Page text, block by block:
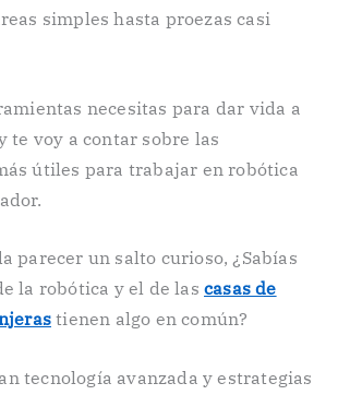
simples hasta proezas casi
necesitas para dar vida a
te voy a contar sobre las
útiles para trabajar en robótica
parecer un salto curioso, ¿Sabías
la robótica y el de las casas de
tienen algo en común?
tecnología avanzada y estrategias